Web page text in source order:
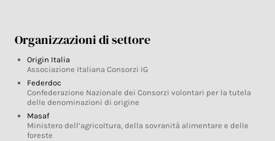
Organizzazioni di settore
Origin Italia
Associazione Italiana Consorzi IG
Federdoc
Confederazione Nazionale dei Consorzi volontari per la tutela
delle denominazioni di origine
Masaf
Ministero dell’agricoltura, della sovranità alimentare e delle
foreste